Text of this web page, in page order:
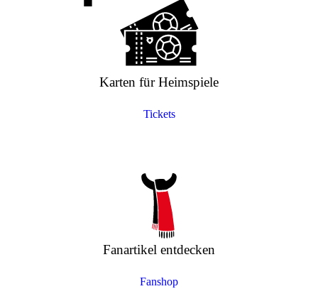
Karten für Heimspiele
Tickets
Fanartikel entdecken
Fanshop